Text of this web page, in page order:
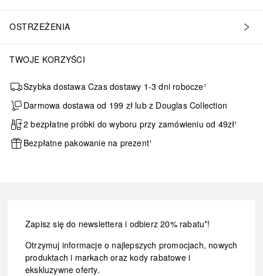
OSTRZEŻENIA
TWOJE KORZYŚCI
Szybka dostawa Czas dostawy 1-3 dni robocze¹
Darmowa dostawa od 199 zł lub z Douglas Collection
2 bezpłatne próbki do wyboru przy zamówieniu od 49zł¹
Bezpłatne pakowanie na prezent¹
Zapisz się do newslettera i odbierz 20% rabatu*!
Otrzymuj informacje o najlepszych promocjach, nowych
produktach i markach oraz kody rabatowe i
ekskluzywne oferty.